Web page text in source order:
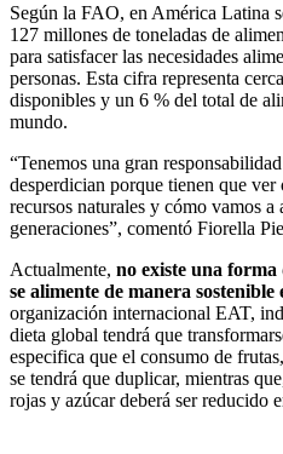
Según la FAO, en América Latina
127 millones de toneladas de
para satisfacer las necesidades
personas. Esta cifra representa
disponibles y un 6 % del total de
mundo.
“Tenemos una gran
desperdician porque tienen que
recursos naturales y cómo vamos
generaciones”, comentó Fiorella
Actualmente, no existe una
se alimente de manera
organización internacional EAT,
dieta global tendrá que
especifica que el consumo de
se tendrá que duplicar, mientras
rojas y azúcar deberá ser reducido